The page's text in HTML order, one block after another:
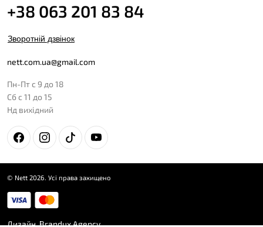
+38 063 201 83 84
Зворотній дзвінок
nett.com.ua@gmail.com
Пн-Пт с 9 до 18
Сб с 11 до 15
Нд вихідний
© Nett 2026. Усі права захищено
ДизайнBrandux Agency